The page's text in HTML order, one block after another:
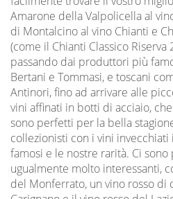
Amarone della Valpolicella al
di Montalcino al vino Chianti e
(come il Chianti Classico Riserva
passando dai produttori più
Bertani e Tommasi, e toscani
Antinori, fino ad arrivare alle
vini affinati in botti di acciaio,
sono perfetti per la bella
collezionisti con i vini
famosi e le nostre rarità. Ci
ugualmente molto interessanti,
del Monferrato, un vino rosso di